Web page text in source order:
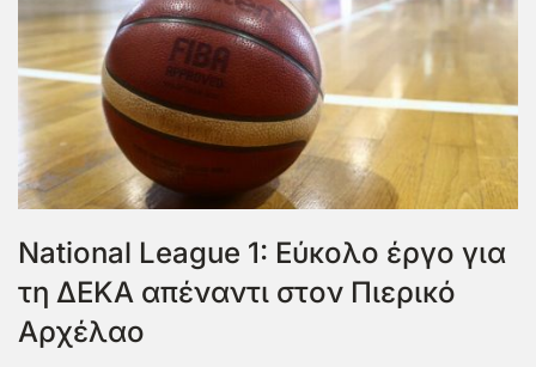
National League 1: Εύκολο έργο για
τη ΔΕΚΑ απέναντι στον Πιερικό
Αρχέλαο